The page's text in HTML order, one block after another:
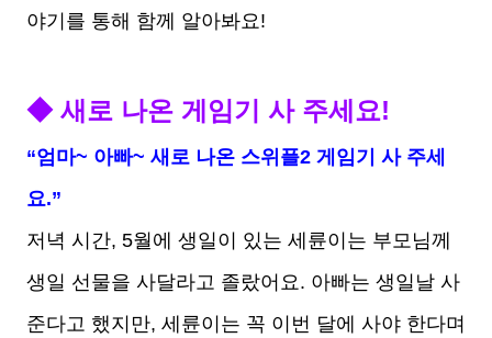
야기를 통해 함께 알아봐요!
◆ 새로 나온 게임기 사 주세요!
“엄마~ 아빠~ 새로 나온 스위플2 게임기 사 주세
요.”
저녁 시간, 5월에 생일이 있는 세륜이는 부모님께
생일 선물을 사달라고 졸랐어요. 아빠는 생일날 사
준다고 했지만, 세륜이는 꼭 이번 달에 사야 한다며